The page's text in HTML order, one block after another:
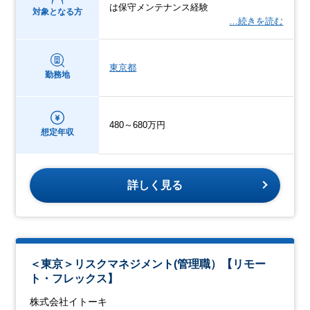
対象となる方
は保守メンテナンス経験
…続きを読む
勤務地
東京都
想定年収
480～680万円
詳しく見る
＜東京＞リスクマネジメント(管理職）【リモー
ト・フレックス】
株式会社イトーキ